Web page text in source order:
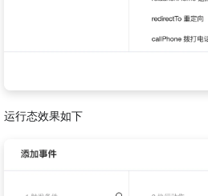
运行态效果如下